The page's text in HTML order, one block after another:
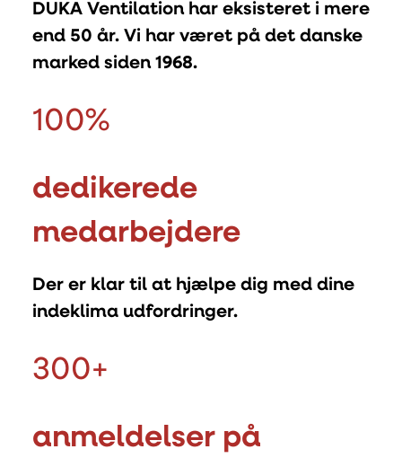
DUKA Ventilation har eksisteret i mere
end 50 år. Vi har været på det danske
marked siden 1968.
100%
dedikerede
medarbejdere
Der er klar til at hjælpe dig med dine
indeklima udfordringer.
300+
anmeldelser på